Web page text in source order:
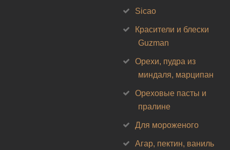
Sicao
Красители и блески
Guzman
Орехи, пудра из
миндаля, марципан
Ореховые пасты и
пралине
Для мороженого
Агар, пектин, ваниль